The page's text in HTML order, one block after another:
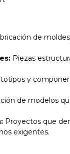
de
Piezas
y
de modelos
Proyectos que
exigentes.